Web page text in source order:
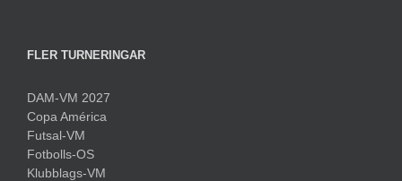
FLER TURNERINGAR
DAM-VM 2027
Copa América
Futsal-VM
Fotbolls-OS
Klubblags-VM